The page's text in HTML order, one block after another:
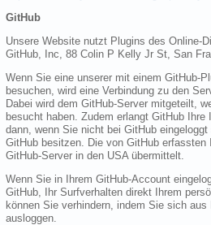
GitHub
Unsere Website nutzt Plugins des Online-
GitHub, Inc, 88 Colin P Kelly Jr St, San
Wenn Sie eine unserer mit einem GitHub-
besuchen, wird eine Verbindung zu den
Dabei wird dem GitHub-Server mitgeteilt,
besucht haben. Zudem erlangt GitHub
dann, wenn Sie nicht bei GitHub
GitHub besitzen. Die von GitHub erfassten
GitHub-Server in den USA übermittelt.
Wenn Sie in Ihrem GitHub-Account
GitHub, Ihr Surfverhalten direkt Ihrem
können Sie verhindern, indem Sie sich
ausloggen.